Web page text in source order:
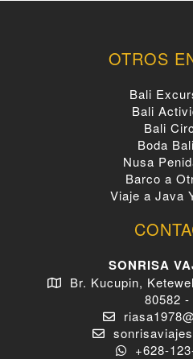
OTROS
Bali
Bali
Bali
Boda
Nusa
Barco a
Viaje a Java
SONRISA
Br. Kucupin,
80582 -
+628-